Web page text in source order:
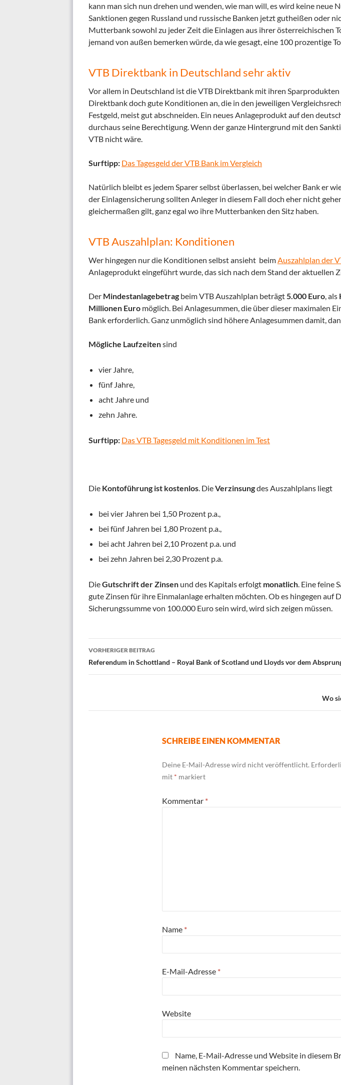
kann man sich nun drehen und wenden, wie man will, es wird keine neue
Sanktionen gegen Russland und russische Banken jetzt gutheißen oder
Mutterbank sowohl zu jeder Zeit die Einlagen aus ihrer österreichischen
jemand von außen bemerken würde, da wie gesagt, eine 100 prozentige
VTB Direktbank in Deutschland sehr aktiv
Vor allem in Deutschland ist die VTB Direktbank mit ihren
Direktbank doch gute Konditionen an, die in den jeweiligen
Festgeld, meist gut abschneiden. Ein neues Anlageprodukt auf den
durchaus seine Berechtigung. Wenn der ganze Hintergrund mit den
VTB nicht wäre.
Surftipp: Das Tagesgeld der VTB Bank im Vergleich
Natürlich bleibt es jedem Sparer selbst überlassen, bei welcher Bank er
der Einlagensicherung sollten Anleger in diesem Fall doch eher nicht
gleichermaßen gilt, ganz egal wo ihre Mutterbanken den Sitz haben.
VTB Auszahlplan: Konditionen
Wer hingegen nur die Konditionen selbst ansieht beim Auszahlplan der
Anlageprodukt eingeführt wurde, das sich nach dem Stand der aktuellen
Der Mindestanlagebetrag beim VTB Auszahlplan beträgt 5.000 Euro , als
Millionen Euro möglich. Bei Anlagesummen, die über dieser maximalen
Bank erforderlich. Ganz unmöglich sind höhere Anlagesummen damit,
Mögliche Laufzeitensind
vier Jahre,
fünf Jahre,
acht Jahre und
zehn Jahre.
Surftipp: Das VTB Tagesgeld mit Konditionen im Test
Die Kontoführung ist kostenlos . DieVerzinsungdes Auszahlplans liegt
bei vier Jahren bei 1,50 Prozent p.a.,
bei fünf Jahren bei 1,80 Prozent p.a.,
bei acht Jahren bei 2,10 Prozent p.a. und
bei zehn Jahren bei 2,30 Prozent p.a.
DieGutschrift der Zinsen und des Kapitals erfolgt monatlich . Eine feine
gute Zinsen für ihre Einmalanlage erhalten möchten. Ob es hingegen auf
Sicherungssumme von 100.000 Euro sein wird, wird sich zeigen müssen.
Beitrags-
Navigation
VORHERIGER BEITRAG
Referendum in Schottland – Royal Bank of Scotland und Lloyds vor dem
Wo
SCHREIBE EINEN KOMMENTAR
Deine E-Mail-Adresse wird nicht veröffentlicht.
mit * markiert
Kommentar *
Name *
E-Mail-Adresse *
Website
Name, E-Mail-Adresse und Website in diesem
meinen nächsten Kommentar speichern.